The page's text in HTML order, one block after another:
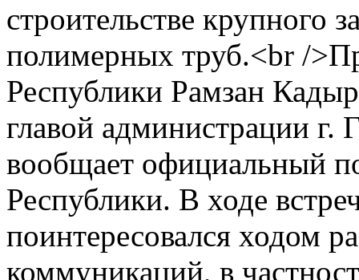
строительстве крупного
полимерных труб.<br /
Республики Рамзан
главой администрации
вообщает официальный
Республики. В ходе
поинтересовался ходом
коммуникаций, в